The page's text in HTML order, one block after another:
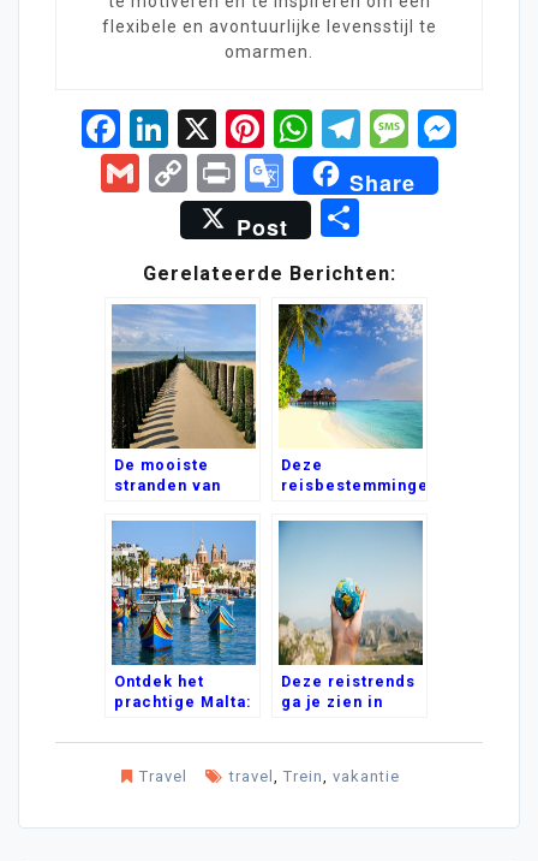
flexibele en avontuurlijke levensstijl te
omarmen.
Facebook
LinkedIn
X Pinterest
WhatsApp
Telegram
Gmail
Copy
Link
PrintGoogle
Translate
Share
Post
Delen
Gerelateerde Berichten:
De mooiste
stranden van
Deze
reisbestemmingen
in 2023
Ontdek het
prachtige Malta:
eiland vol
cultuur
Deze reistrends
ga je zien in
Travel travel Trein vakantie